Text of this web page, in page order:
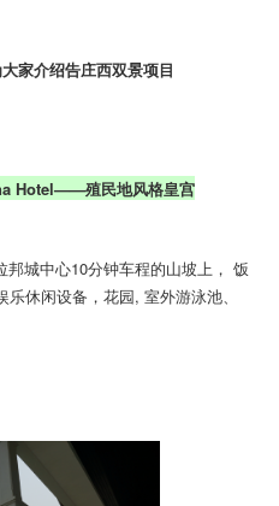
家介绍告庄西双景项目
Hotel——殖民地风格皇宫
城中心10分钟车程的山坡上， 饭
乐休闲设备，花园, 室外游泳池、